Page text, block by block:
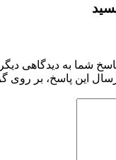
به دیدگاهی دیگر
پاسخ، بر روی